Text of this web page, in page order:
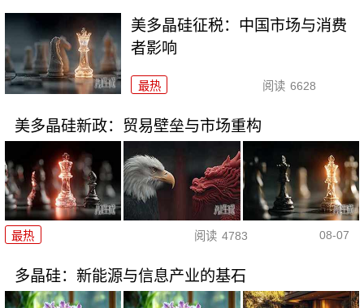
美多晶硅征税：中国市场与消费
者影响
最热 阅读 6628
美多晶硅新政：贸易壁垒与市场重构
最热 阅读 4783 08-07
多晶硅：新能源与信息产业的基石